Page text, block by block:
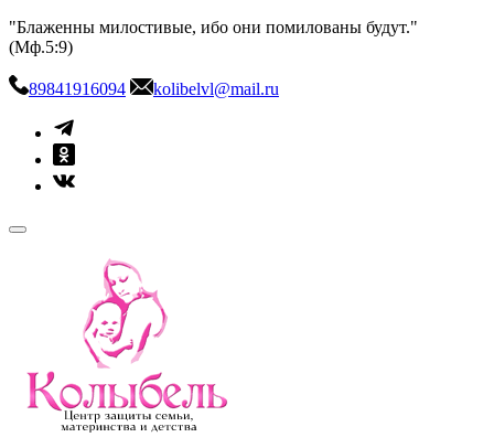
Skip
to
"Блаженны милостивые, ибо они помилованы будут."
(Мф.5:9)
89841916094 kolibelvl@mail.ru